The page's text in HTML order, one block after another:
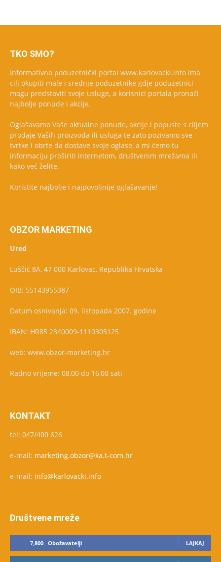
TKO SMO?
Informativno poduzetnički portal www.karlovacki.info ima
cilj okupiti male i srednje poduzetnike gdje poduzetnici
mogu predstaviti svoje usluge, a korisnici portala pronaći
najbolje ponude i akcije.
Oglašavamo Vaše aktualne ponude, akcije i popuste s ciljem
prodaje Vaših proizvoda ili usluga te zato pozivamo sve
tvrtke i obrte da dostave svoje oglase, a mi ćemo tu
informaciju proširiti internetom, društvenim mrežama ili
kako već želite.
Koristite najbolje i najpovoljnije oglašavanje!
OBZOR MARKETING
Ured
Luščić 8A, 47 000 Karlovac, Republika Hrvatska
OIB: 55143955387
Datum osnivanja: 09. listopada 2007. godine
IBAN: HR85 2340009-1110305125
web: www.obzor-marketing.hr
Radno vrijeme: 08,00 do 16,00 sati
KONTAKT
tel: 047/400 626
e-mail: marketing.obzor@ka.t-com.hr
e-mail: info@karlovacki.info
Društvene mreže
7,800 Obožavatelji LAJKAJ